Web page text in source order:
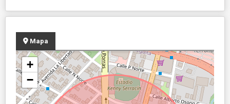
Mapa
+
−